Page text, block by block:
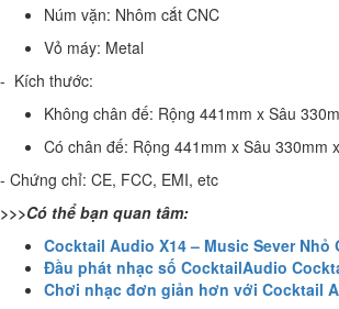
Núm vặn: Nhôm cắt CNC
Vỏ máy: Metal
- Kích thước:
Không chân đế: Rộng 441mm x Sâu
Có chân đế: Rộng 441mm x Sâu 330mm
- Chứng chỉ: CE, FCC, EMI, etc
>>>Có thể bạn quan tâm:
Cocktail Audio X14 – Music Sever Nhỏ
Đầu phát nhạc số CocktailAudio
Chơi nhạc đơn giản hơn với Cocktail